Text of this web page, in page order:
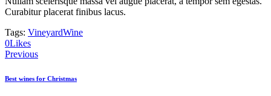
Curabitur placerat finibus lacus.
Tags: VineyardWine
0LikesTwitter-
new
Facebook
Share-
email
Copy
URL
clipboard
Navigácia
v
Previous
Best wines for Christmas